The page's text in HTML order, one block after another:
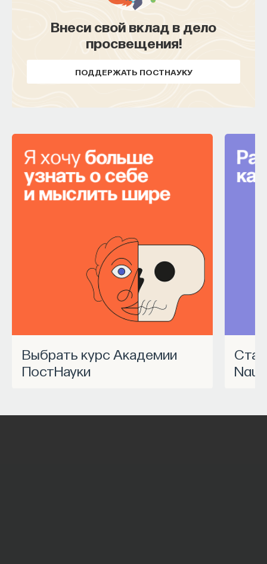
Внеси свой вклад в дело
просвещения!
ПОДДЕРЖАТЬ ПОСТНАУКУ
Выбрать курс Академии
ПостНауки
Станьте частью программы